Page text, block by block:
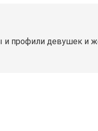
и профили девушек и